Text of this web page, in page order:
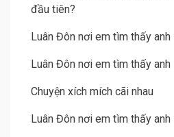
đầu tiên?
Luân Đôn nơi em tìm thấy
Luân Đôn nơi em tìm thấy
Chuyện xích mích cãi nhau
Luân Đôn nơi em tìm thấy